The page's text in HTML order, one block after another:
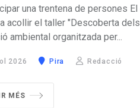
una trentena de persones
acollir el taller "Descoberta
ambiental organitzada per...
2026 Pira Redacció
MÉS